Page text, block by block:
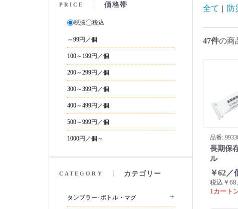
PRICE 価格帯
税抜 税込
～99円／個
100～199円／個
200～299円／個
300～399円／個
400～499円／個
500～999円／個
1000円／個～
CATEGORY カテゴリー
タンブラー･ボトル・マグ +
全て | 防
47件の商
品番:
長期保
ル
￥62／
税込￥68
1カート